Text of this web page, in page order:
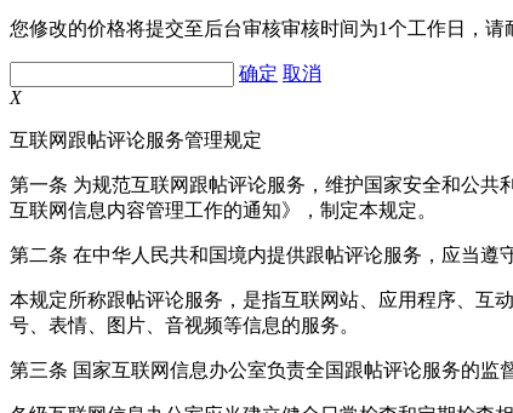
您修改的价格将提交至后台审核审核时间为1个工作日，请
确定 取消
X
互联网跟帖评论服务管理规定
第一条 为规范互联网跟帖评论服务，维护国家安全和公
互联网信息内容管理工作的通知》，制定本规定。
第二条 在中华人民共和国境内提供跟帖评论服务，应当遵
本规定所称跟帖评论服务，是指互联网站、应用程序、互
号、表情、图片、音视频等信息的服务。
第三条 国家互联网信息办公室负责全国跟帖评论服务的监